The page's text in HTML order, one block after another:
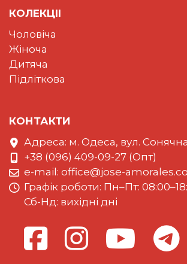
КОЛЕКЦII
Чоловіча
Жіноча
Дитяча
Підліткова
КОНТАКТИ
Адреса: м. Одеса, вул.
+38 (096) 409-09-27 (Опт)
e-mail: office@jose-
Графiк роботи: Пн–Пт:
Сб-Нд: вихідні дні